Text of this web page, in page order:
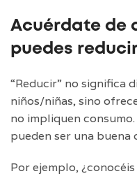
Acuérdate de
puedes
“Reducir” no significa
niños/niñas, sino
no impliquen
pueden ser una buena
Por ejemplo,